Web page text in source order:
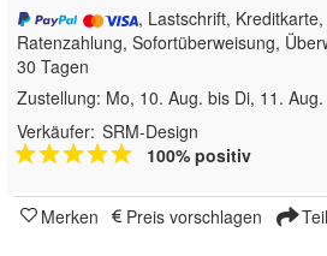
, Lastschrift,
Ratenzahlung, Sofortüberweisung,
30 Tagen
Zustellung: Mo, 10. Aug. bis Di, 11. Aug.
Verkäufer: SRM-Design
100% positiv
Merken Preis vorschlagen